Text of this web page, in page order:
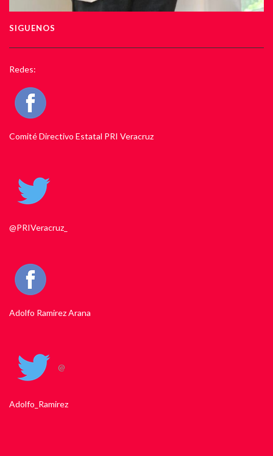
SIGUENOS
Redes:
Comité Directivo Estatal PRI Veracruz
@PRIVeracruz_
Adolfo Ramirez Arana
@
Adolfo_Ramirez